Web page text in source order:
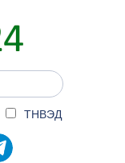
ТНВЭД